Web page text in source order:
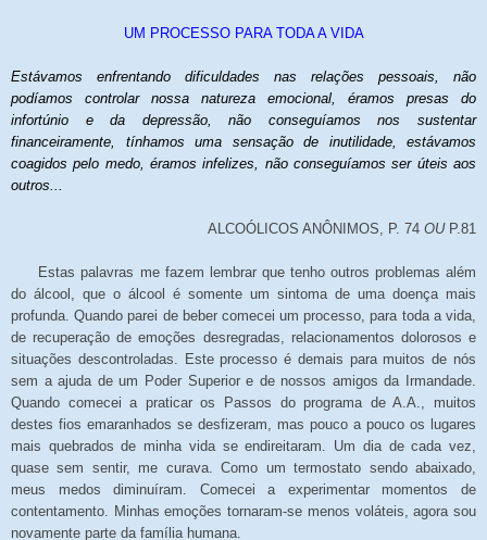
UM PROCESSO PARA TODA A VIDA
Estávamos enfrentando dificuldades nas relações pessoais, não
podíamos controlar nossa natureza emocional, éramos presas do
infortúnio e da depressão, não conseguíamos nos sustentar
financeiramente, tínhamos uma sensação de inutilidade, estávamos
coagidos pelo medo, éramos infelizes, não conseguíamos ser úteis aos
outros...
ALCOÓLICOS ANÔNIMOS, P. 74 OUP.81
Estas palavras me fazem lembrar que tenho outros problemas além
do álcool, que o álcool é somente um sintoma de uma doença mais
profunda. Quando parei de beber comecei um processo, para toda a vida,
de recuperação de emoções desregradas, relacionamentos dolorosos e
situações descontroladas. Este processo é demais para muitos de nós
sem a ajuda de um Poder Superior e de nossos amigos da Irmandade.
Quando comecei a praticar os Passos do programa de A.A., muitos
destes fios emaranhados se desfizeram, mas pouco a pouco os lugares
mais quebrados de minha vida se endireitaram. Um dia de cada vez,
quase sem sentir, me curava. Como um termostato sendo abaixado,
meus medos diminuíram. Comecei a experimentar momentos de
contentamento. Minhas emoções tornaram-se menos voláteis, agora sou
novamente parte da família humana.